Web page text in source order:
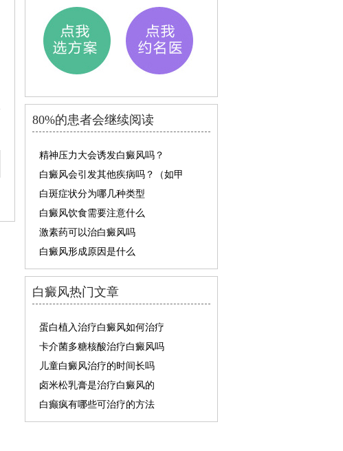
80%的患者会继续阅读
精神压力大会诱发白癜风吗？
白癜风会引发其他疾病吗？（如甲
白斑症状分为哪几种类型
白癜风饮食需要注意什么
激素药可以治白癜风吗
白癜风形成原因是什么
白癜风热门文章
蛋白植入治疗白癜风如何治疗
卡介菌多糖核酸治疗白癜风吗
儿童白癜风治疗的时间长吗
卤米松乳膏是治疗白癜风的
白癫疯有哪些可治疗的方法